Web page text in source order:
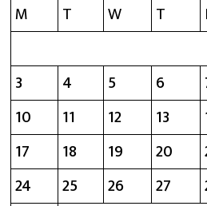
M
T W T
3
4 5 6
10
11 12 13
17
18 19 20
24
25 26 27